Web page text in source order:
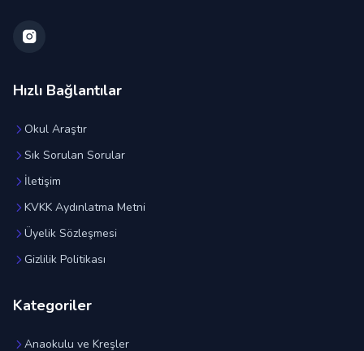
Hızlı Bağlantılar
Okul Araştır
Sık Sorulan Sorular
İletişim
KVKK Aydınlatma Metni
Üyelik Sözleşmesi
Gizlilik Politikası
Kategoriler
Anaokulu ve Kreşler